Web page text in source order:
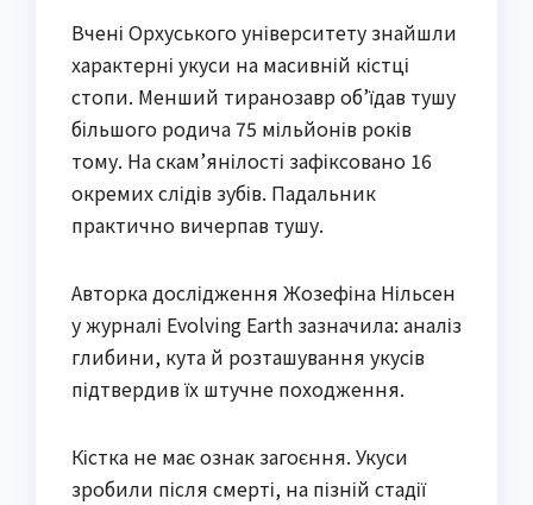
Вчені Орхуського університету знайшли
характерні укуси на масивній кістці
стопи. Менший тиранозавр об’їдав тушу
більшого родича 75 мільйонів років
тому. На скам’янілості зафіксовано 16
окремих слідів зубів. Падальник
практично вичерпав тушу.
Авторка дослідження Жозефіна Нільсен
у журналі Evolving Earth зазначила: аналіз
глибини, кута й розташування укусів
підтвердив їх штучне походження.
Кістка не має ознак загоєння. Укуси
зробили після смерті, на пізній стадії